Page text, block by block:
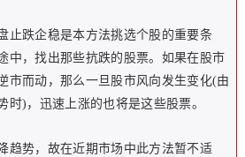
止跌企稳是本方法挑选个股的重要条
中，找出那些抗跌的股票。如果在股市
市而动，那么一旦股市风向发生变化(由
时)，迅速上涨的也将是这些股票。
趋势，故在近期市场中此方法暂不适